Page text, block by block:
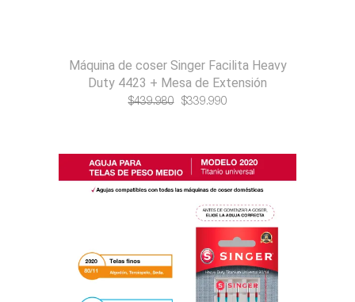
Máquina de coser Singer Facilita Heavy
Duty 4423 + Mesa de Extensión
$439.980
El
$439.980.
$339.990El
es:
$339.990.